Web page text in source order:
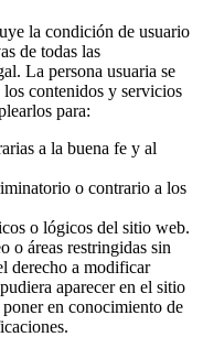
la condición de usuario
de todas las
La persona usuaria se
los contenidos y servicios
para:
a la buena fe y al
o contrario a los
o lógicos del sitio web.
o áreas restringidas sin
derecho a modificar
aparecer en el sitio
en conocimiento de